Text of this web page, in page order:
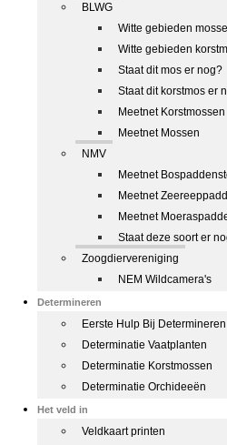
BLWG
Witte gebieden
Witte gebieden
Staat dit mos er nog?
Staat dit korstmos er
Meetnet Korstmossen
Meetnet Mossen
NMV
Meetnet
Meetnet
Meetnet
Staat deze soort er
Zoogdiervereniging
NEM Wildcamera's
Determineren
Eerste Hulp Bij Determineren
Determinatie Vaatplanten
Determinatie Korstmossen
Determinatie Orchideeën
Het veld in
Veldkaart printen